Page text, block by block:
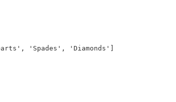
'Spades', 'Diamonds']